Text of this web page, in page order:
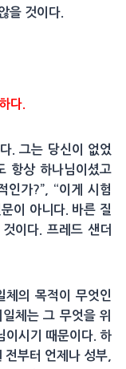
을 것이다.
다.
. 그는 당신이 없었
항상 하나님이셨고
인가?”, “이게 시험
이 아니다. 바른 질
이다. 프레드 샌더
체의 목적이 무엇인
체는 그 무엇을 위
이시기 때문이다. 하
부터 언제나 성부,